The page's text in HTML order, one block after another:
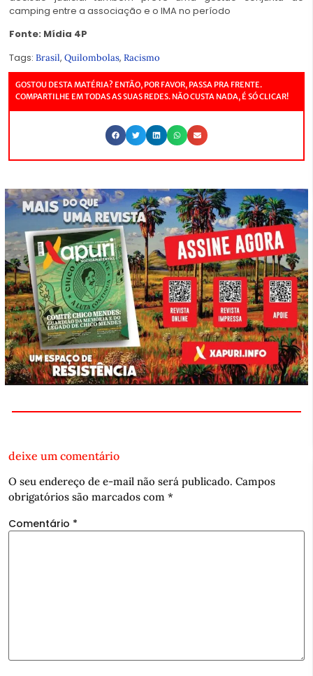
camping entre a associação e o IMA no período
Fonte: Mídia 4P
Tags: Brasil, Quilombolas, Racismo
GOSTOU DESTA MATÉRIA? ENTÃO, POR FAVOR, PASSA PRA FRENTE.
COMPARTILHE EM TODAS AS SUAS REDES. NÃO CUSTA NADA, É SÓ CLICAR!
deixe um comentário
O seu endereço de e-mail não será publicado. Campos
obrigatórios são marcados com *
Comentário *